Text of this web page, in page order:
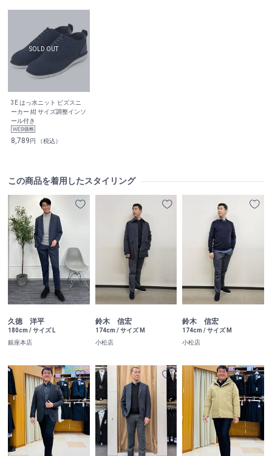
3E はっ水ニット ビズスニ
ーカー 紺 サイズ調整インソ
ール付き
8,789円 （税込）
この商品を着用したスタイリング
久徳 洋平
180cm / サイズ L
銀座本店
鈴木 信宏
174cm / サイズ M
小松店
鈴木 信宏
174cm / サイズ M
小松店